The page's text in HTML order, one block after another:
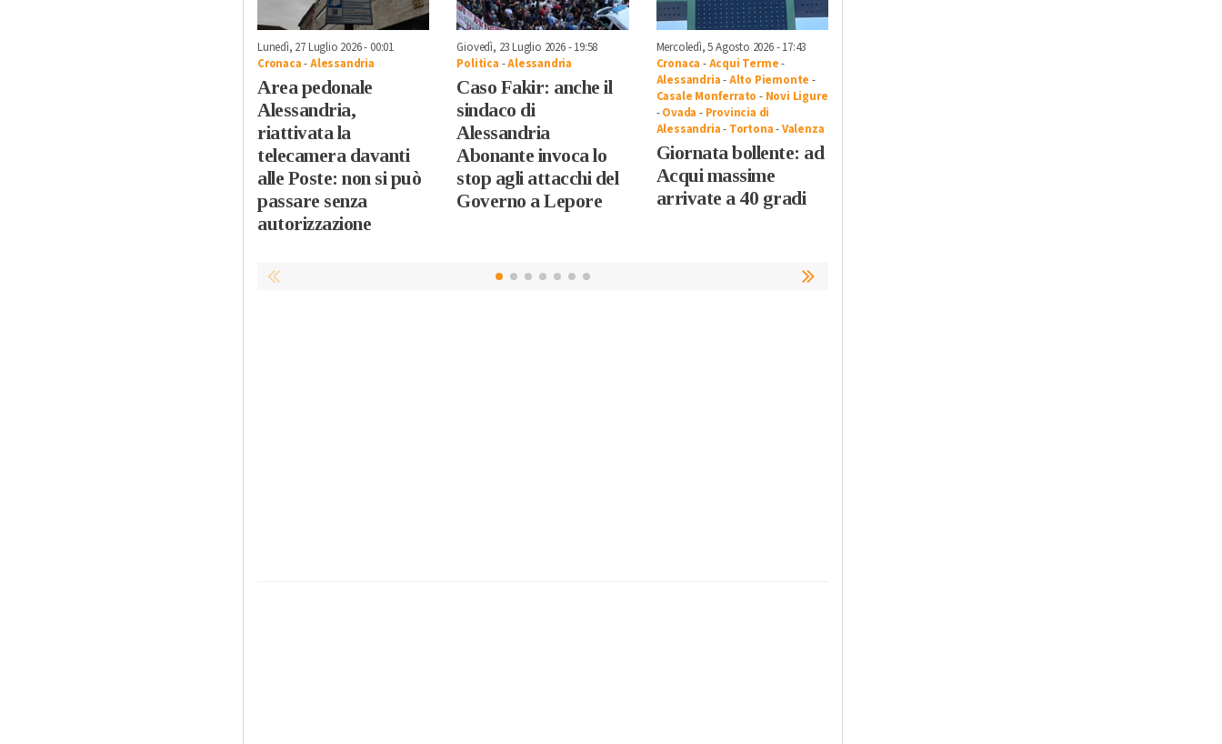
Lunedì, 27 Luglio 2026 - 00:01
Cronaca-Alessandria
Area pedonale
Alessandria,
riattivata la
telecamera davanti
alle Poste: non si può
passare senza
autorizzazione
Giovedì, 23 Luglio 2026 - 19:58
Politica -Alessandria
Caso Fakir: anche il
sindaco di
Alessandria
Abonante invoca lo
stop agli attacchi del
Governo a Lepore
Mercoledì, 5 Agosto 2026 - 17:43
Cronaca -Acqui Terme-
Alessandria-Alto Piemonte -
Casale Monferrato - Novi Ligure
-Ovada - Provincia di
Alessandria- Tortona-Valenza
Giornata bollente: ad
Acqui massime
arrivate a 40 gradi